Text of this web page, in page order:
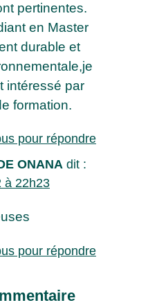
pertinentes.
en Master
durable et
intéressé par
formation.
pour répondre
ONANA dit :
à 22h23
pour répondre